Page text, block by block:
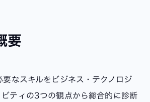
要
なスキルをビジネス・テクノロジ
ティの3つの観点から総合的に診断